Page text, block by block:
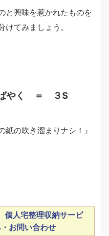
と興味を惹かれたものを
てみましょう。
ばやく ＝ ３S
紙の吹き溜まりナシ！』
個人宅整理収納サービ
お問い合わせ